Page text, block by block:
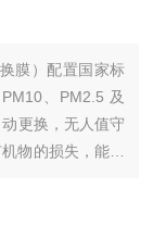
膜）配置国家标
、PM2.5 及
更换，无人值守
物的损失，能同